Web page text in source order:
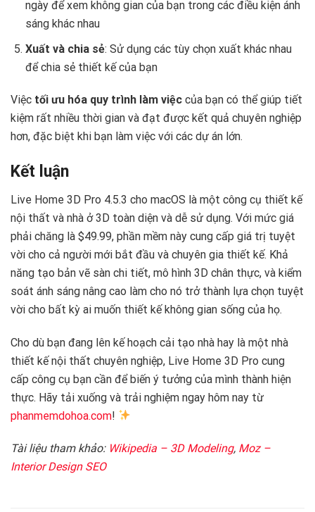
ngày để xem không gian của bạn trong các điều kiện ánh
sáng khác nhau
Xuất và chia sẻ: Sử dụng các tùy chọn xuất khác nhau
để chia sẻ thiết kế của bạn
Việc tối ưu hóa quy trình làm việc của bạn có thể giúp tiết
kiệm rất nhiều thời gian và đạt được kết quả chuyên nghiệp
hơn, đặc biệt khi bạn làm việc với các dự án lớn.
Kết luận
Live Home 3D Pro 4.5.3 cho macOS là một công cụ thiết kế
nội thất và nhà ở 3D toàn diện và dễ sử dụng. Với mức giá
phải chăng là $49.99, phần mềm này cung cấp giá trị tuyệt
vời cho cả người mới bắt đầu và chuyên gia thiết kế. Khả
năng tạo bản vẽ sàn chi tiết, mô hình 3D chân thực, và kiểm
soát ánh sáng nâng cao làm cho nó trở thành lựa chọn tuyệt
vời cho bất kỳ ai muốn thiết kế không gian sống của họ.
Cho dù bạn đang lên kế hoạch cải tạo nhà hay là một nhà
thiết kế nội thất chuyên nghiệp, Live Home 3D Pro cung
cấp công cụ bạn cần để biến ý tưởng của mình thành hiện
thực. Hãy tải xuống và trải nghiệm ngay hôm nay từ
phanmemdohoa.com!
Tài liệu tham khảo: Wikipedia – 3D Modeling, Moz –
Interior Design SEO